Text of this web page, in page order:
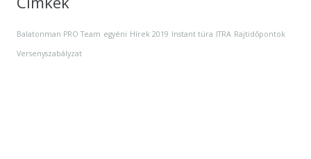
Balatonman PRO Team egyéni Hírek 2019 Instant túra ITRA Rajtidőpontok
Versenyszabályzat